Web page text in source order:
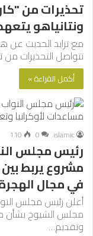
تحذيرات من
ونتانياهو
مع تزايد الحديث عن
تتواصل التحذيرات
أكمل القراءة »
islamic
0
110
رئيس مجلس
مشروع يربط
في مجال
أعلن رئيس مجلس
مجلس الشيوخ بشأن
وتقديم…